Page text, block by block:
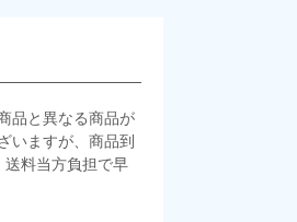
品と異なる商品が
いますが、商品到
送料当方負担で早